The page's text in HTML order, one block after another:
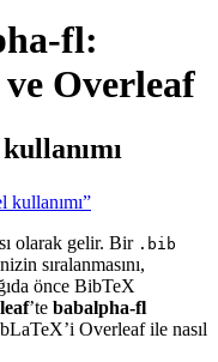
fl:
Overleaf
kullanımı”
olarak gelir. Bir .bib
sıralanmasını,
önce BibTeX
’te babalpha-fl
Overleaf ile nasıl